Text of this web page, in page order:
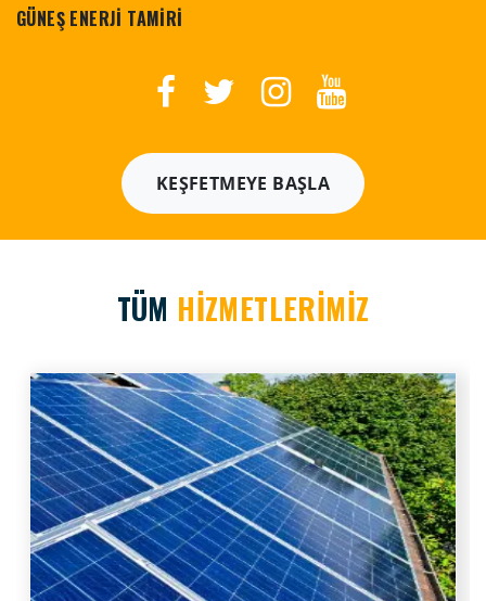
GÜNEŞ ENERJİ TAMİRİ
KEŞFETMEYE BAŞLA
TÜM HİZMETLERİMİZ